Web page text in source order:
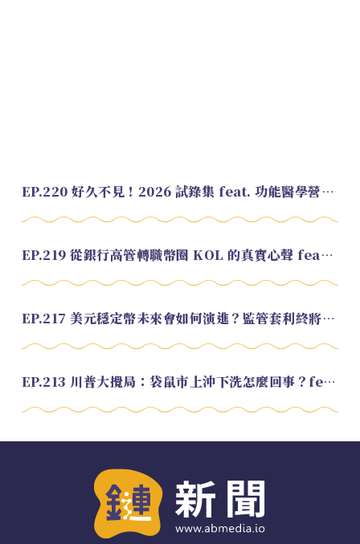
EP.220 好久不見！2026 試錄集 feat. 功能醫學營養師 美寶
EP.219 從銀行高管轉職幣圈 KOL 的真實心聲 feat.龜大
EP.217 美元穩定幣未來會如何演進？監管套利終將收斂？feat. 研究員 余哲安
EP.213 川普大攪局：袋鼠市上沖下洗怎麼回事？feat. Alvin